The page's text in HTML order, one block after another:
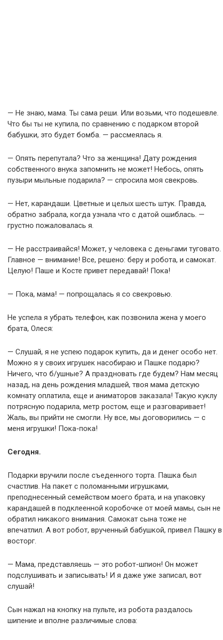
— Не знаю, мама. Ты сама реши. Или возьми, что подешевле.
Что бы ты не купила, по сравнению с подарком второй
бабушки, это будет бомба. — рассмеялась я.
— Опять перепутала? Что за женщина! Дату рождения
собственного внука запомнить не может! Небось, опять
пузыри мыльные подарила? — спросила моя свекровь.
— Нет, карандаши. Цветные и целых шесть штук. Правда,
обратно забрала, когда узнала что с датой ошиблась. —
грустно пожаловалась я.
— Не расстраивайся! Может, у человека с деньгами туговато.
Главное — внимание! Все, решено: беру и робота, и самокат.
Целую! Паше и Косте привет передавай! Пока!
— Пока, мама! — попрощалась я со свекровью.
Не успела я убрать телефон, как позвонила жена у моего
брата, Олеся:
— Слушай, я не успею подарок купить, да и денег особо нет.
Можно я у своих игрушек насобираю и Пашке подарю?
Ничего, что б/ушные? А праздновать где будем? Нам месяц
назад, на день рождения младшей, твоя мама детскую
комнату оплатила, еще и аниматоров заказала! Такую куклу
потрясную подарила, метр ростом, еще и разговаривает!
Жаль, вы прийти не смогли. Ну все, мы договорились — с
меня игрушки! Пока-пока!
Сегодня.
Подарки вручили после съеденного торта. Пашка был
счастлив. На пакет с поломанными игрушками,
преподнесенный семейством моего брата, и на упаковку
карандашей в подклеенной коробочке от моей мамы, сын не
обратил никакого внимания. Самокат сына тоже не
впечатлил. А вот робот, врученный бабушкой, привел Пашку в
восторг.
— Мама, представляешь — это робот-шпион! Он может
подслушивать и записывать! И я даже уже записал, вот
слушай!
Сын нажал на кнопку на пульте, из робота раздалось
шипение и вполне различимые слова: